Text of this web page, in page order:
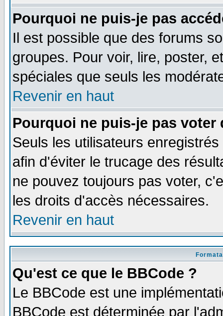
Pourquoi ne puis-je pas
Il est possible que des forums
groupes. Pour voir, lire, poster,
spéciales que seuls les
Revenir en haut
Pourquoi ne puis-je pas voter
Seuls les utilisateurs
afin d'éviter le trucage des
ne pouvez toujours pas voter,
les droits d'accès nécessaires.
Revenir en haut
Qu'est ce que le BBCode ?
Le BBCode est une
BBCode est déterminée par